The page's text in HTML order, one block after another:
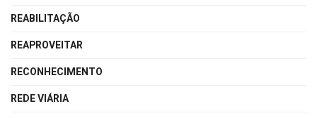
REABILITAÇÃO
REAPROVEITAR
RECONHECIMENTO
REDE VIÁRIA